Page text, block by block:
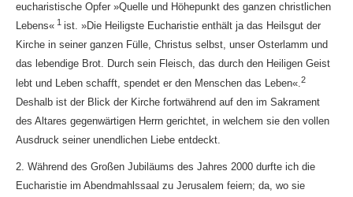
eucharistische Opfer »Quelle und Höhepunkt des ganzen christlichen
Lebens« 1 ist. »Die Heiligste Eucharistie enthält ja das Heilsgut der
Kirche in seiner ganzen Fülle, Christus selbst, unser Osterlamm und
das lebendige Brot. Durch sein Fleisch, das durch den Heiligen Geist
lebt und Leben schafft, spendet er den Menschen das Leben«. 2
Deshalb ist der Blick der Kirche fortwährend auf den im Sakrament
des Altares gegenwärtigen Herrn gerichtet, in welchem sie den vollen
Ausdruck seiner unendlichen Liebe entdeckt.
2. Während des Großen Jubiläums des Jahres 2000 durfte ich die
Eucharistie im Abendmahlssaal zu Jerusalem feiern; da, wo sie